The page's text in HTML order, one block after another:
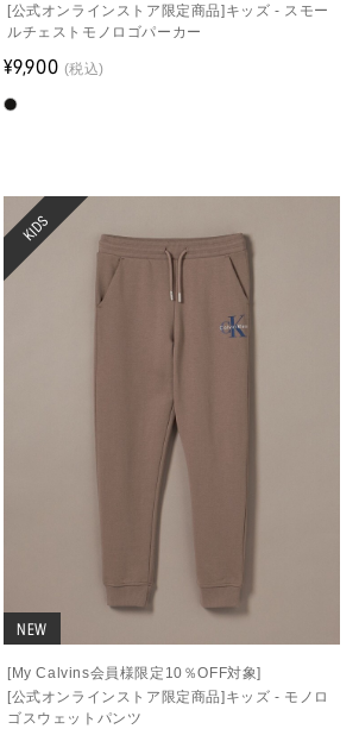
[公式オンラインストア限定商品]キッズ - スモー
ルチェストモノロゴパーカー
¥9,900 (税込)
KIDS
NEW
[My Calvins会員様限定10％OFF対象]
[公式オンラインストア限定商品]キッズ - モノロ
ゴスウェットパンツ